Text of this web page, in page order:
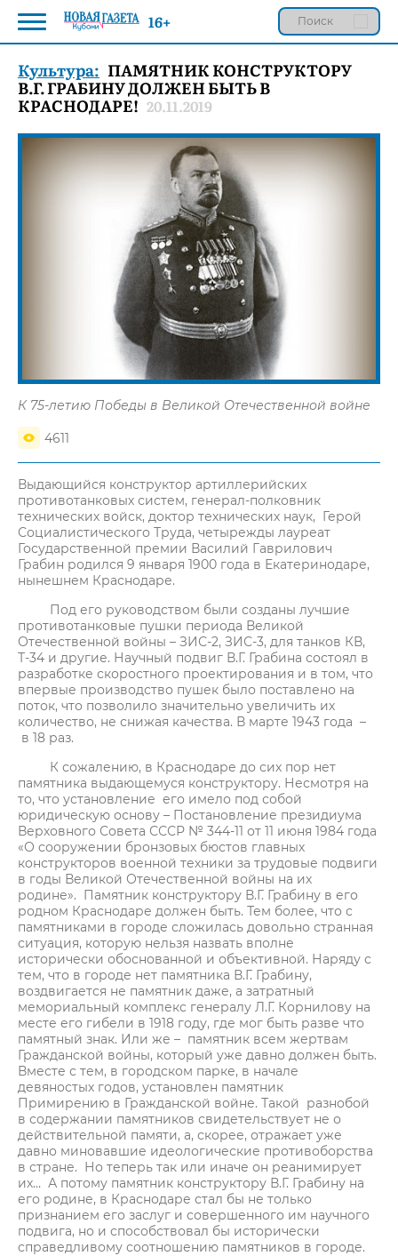
Культура: ПАМЯТНИК КОНСТРУКТОРУ
В.Г. ГРАБИНУ ДОЛЖЕН БЫТЬ В
КРАСНОДАРЕ! 20.11.2019
К 75-летию Победы в Великой Отечественной войне
4611
Выдающийся конструктор артиллерийских
противотанковых систем, генерал-полковник
технических войск, доктор технических наук, Герой
Социалистического Труда, четырежды лауреат
Государственной премии Василий Гаврилович
Грабин родился 9 января 1900 года в Екатеринодаре,
нынешнем Краснодаре.
Под его руководством были созданы лучшие
противотанковые пушки периода Великой
Отечественной войны – ЗИС-2, ЗИС-3, для танков КВ,
Т-34 и другие. Научный подвиг В.Г. Грабина состоял в
разработке скоростного проектирования и в том, что
впервые производство пушек было поставлено на
поток, что позволило значительно увеличить их
количество, не снижая качества. В марте 1943 года –
в 18 раз.
К сожалению, в Краснодаре до сих пор нет
памятника выдающемуся конструктору. Несмотря на
то, что установление его имело под собой
юридическую основу – Постановление президиума
Верховного Совета СССР № 344-11 от 11 июня 1984 года
«О сооружении бронзовых бюстов главных
конструкторов военной техники за трудовые подвиги
в годы Великой Отечественной войны на их
родине». Памятник конструктору В.Г. Грабину в его
родном Краснодаре должен быть. Тем более, что с
памятниками в городе сложилась довольно странная
ситуация, которую нельзя назвать вполне
исторически обоснованной и объективной. Наряду с
тем, что в городе нет памятника В.Г. Грабину,
воздвигается не памятник даже, а затратный
мемориальный комплекс генералу Л.Г. Корнилову на
месте его гибели в 1918 году, где мог быть разве что
памятный знак. Или же – памятник всем жертвам
Гражданской войны, который уже давно должен быть.
Вместе с тем, в городском парке, в начале
девяностых годов, установлен памятник
Примирению в Гражданской войне. Такой разнобой
в содержании памятников свидетельствует не о
действительной памяти, а, скорее, отражает уже
давно миновавшие идеологические противоборства
в стране. Но теперь так или иначе он реанимирует
их… А потому памятник конструктору В.Г. Грабину на
его родине, в Краснодаре стал бы не только
признанием его заслуг и совершенного им научного
подвига, но и способствовал бы исторически
справедливому соотношению памятников в городе.
16+